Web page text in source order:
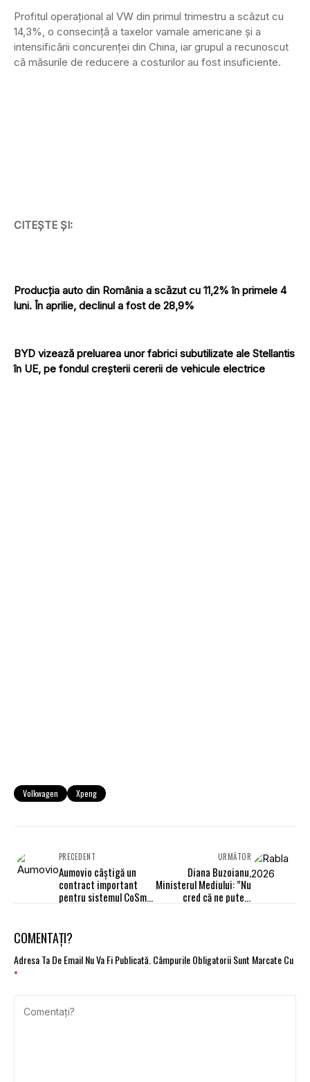
Profitul operațional al VW din primul trimestru a scăzut cu
14,3%, o consecință a taxelor vamale americane și a
intensificării concurenței din China, iar grupul a recunoscut
că măsurile de reducere a costurilor au fost insuficiente.
CITEȘTE ȘI:
Producția auto din România a scăzut cu 11,2% în primele 4
luni. În aprilie, declinul a fost de 28,9%
BYD vizează preluarea unor fabrici subutilizate ale Stellantis
în UE, pe fondul creșterii cererii de vehicule electrice
Volkwagen Xpeng
PRECEDENT
Aumovio câștigă un
contract important
pentru sistemul CoSmA
URMĂTOR
Diana Buzoianu,
Ministerul Mediului: ”Nu
cred că ne putem
COMENTAȚI?
Adresa Ta De Email Nu Va Fi Publicată.Câmpurile Obligatorii Sunt Marcate Cu
*